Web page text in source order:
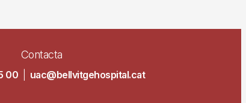
Contacta
00 uac@bellvitgehospital.cat